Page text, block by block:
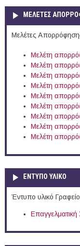
ΜΕΛΕΤΕΣ
Μελέτες
Μελέτη
Μελέτη
Μελέτη
Μελέτη
Μελέτη
Μελέτη
Μελέτη
Μελέτη
Μελέτη
ΕΝΤΥΠΟ ΥΛΙΚΟ
Έντυπο υλικό
Επαγγελματική